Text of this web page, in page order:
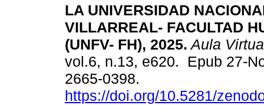
LA UNIVERSIDAD
VILLARREAL- FACULTAD
(UNFV- FH), 2025. Aula
vol.6, n.13, e620. Epub 27-
2665-0398.
https://doi.org/10.5281/